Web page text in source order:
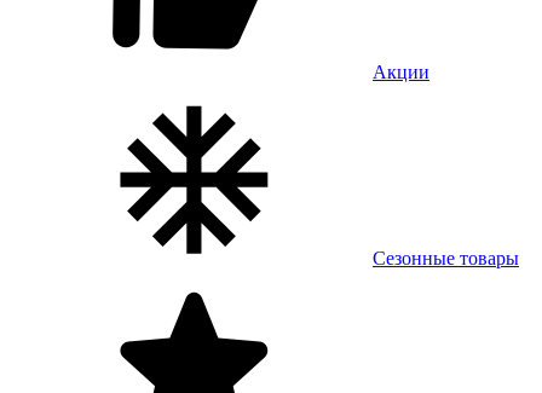
Акции
Сезонные товары